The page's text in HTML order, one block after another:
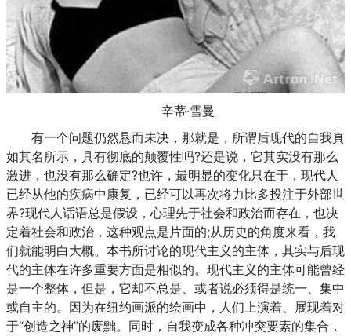
辛蒂·雪曼
有一个问题仍然悬而未决，那就是，所谓后现代的自我真
如其名所示，具有彻底的颠覆性吗?还是说，它其实没有那么
激进，也没有那么确定?也许，最明显的变化只在于，现代人
已经从他的疾病中康复，已经可以再次将力比多投注于外部世
界?现代人话语总是假设，心理先于社会和政治而存在，也决
定着社会和政治，这种观点是片面的;从历史的角度来看，我
们就能明白大概。本书所讨论的现代主义的主体，其实与后现
代的主体在许多重要方面是相似的。现代主义的主体可能曾经
是一个整体，但是，它却不总是、或者说必须得是统一、集中
或自主的。因为在纽约画派的绘画中，人们上演着、展现着对
于“创造之神”的废黜。同时，自我变成各种冲突要素的集合，